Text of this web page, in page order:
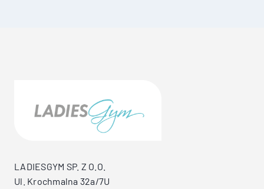
LADIESGYM SP. Z O.O.
Ul. Krochmalna 32a/7U